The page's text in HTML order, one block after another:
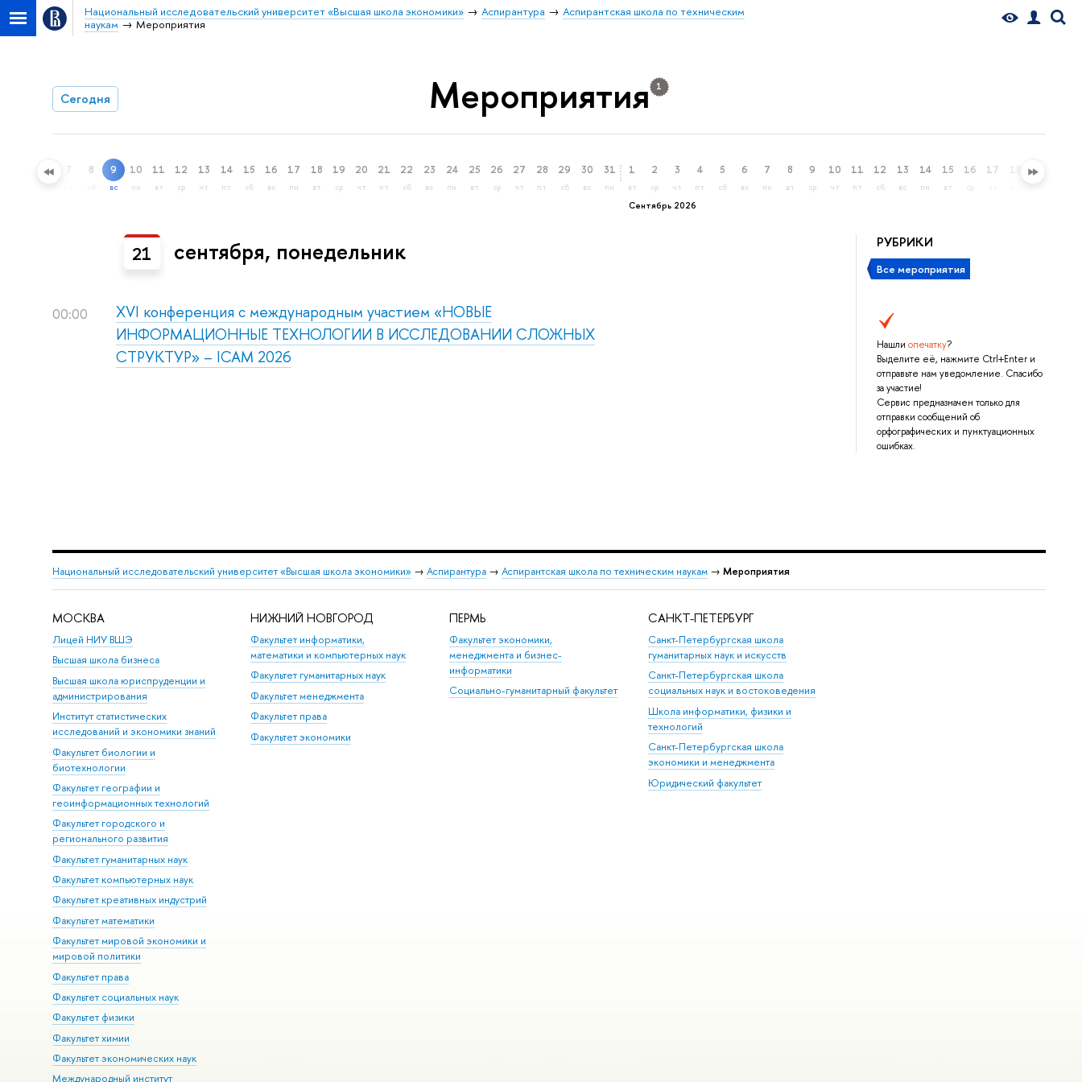
Национальный исследовательский университет «Высшая школа экономики» Аспирантура
Аспирантская школа по техническим
наукам
Мероприятия
Сегодня Мероприятия 1
поиск 7 8 9
вс
10
пн
11
вт
12
ср
13
чт
14
пт
15
сб
16
вс
17
пн
18
вт
19
ср
20
чт
21
пт
22
сб
23
вс
24
пн
25
вт
26
ср
27
чт
28
пт
29
сб
30
вс
31
пн
Сентябрь 2026
1
вт
2
ср
3
чт
4
пт
5
сб
6
вс
7
пн
8
вт
9
ср
10
чт
11
пт
12
сб
13
вс
14
пн
15
вт
16 17 18 19
РУБРИКИ
Все мероприятия
Нашли опечатку?
Выделите её, нажмите Ctrl+Enter и
отправьте нам уведомление. Спасибо
за участие!
Сервис предназначен только для
отправки сообщений об
орфографических и пунктуационных
ошибках.
21 сентября, понедельник
00:00
XVI конференция с международным участием «НОВЫЕ
ИНФОРМАЦИОННЫЕ ТЕХНОЛОГИИ В ИССЛЕДОВАНИИ СЛОЖНЫХ
СТРУКТУР» – ICAM 2026
Национальный исследовательский университет «Высшая школа экономики» → Аспирантура→ Аспирантская школа по техническим наукам→ Мероприятия
МОСКВА
Лицей НИУ ВШЭ
Высшая школа бизнеса
Высшая школа юриспруденции и
администрирования
Институт статистических
исследований и экономики знаний
Факультет биологии и
биотехнологии
Факультет географии и
геоинформационных технологий
Факультет городского и
регионального развития
Факультет гуманитарных наук
Факультет компьютерных наук
Факультет креативных индустрий
Факультет математики
Факультет мировой экономики и
мировой политики
Факультет права
Факультет социальных наук
Факультет физики
Факультет химии
Факультет экономических наук
Международный институт
НИЖНИЙ НОВГОРОД
Факультет информатики,
математики и компьютерных наук
Факультет гуманитарных наук
Факультет менеджмента
Факультет права
Факультет экономики
ПЕРМЬ
Факультет экономики,
менеджмента и бизнес-
информатики
Социально-гуманитарный факультет
САНКТ-ПЕТЕРБУРГ
Санкт-Петербургская школа
гуманитарных наук и искусств
Санкт-Петербургская школа
социальных наук и востоковедения
Школа информатики, физики и
технологий
Санкт-Петербургская школа
экономики и менеджмента
Юридический факультет